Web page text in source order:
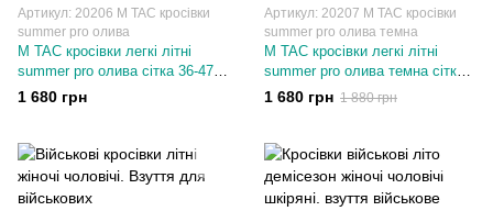
Артикул: 20206 M TAC кросівки
summer pro олива
M TAC кросівки легкі літні
summer pro олива сітка 36-47
розміри
1 680 грн
Артикул: 20207 M TAC кросівки
summer pro олива темна
M TAC кросівки легкі літні
summer pro олива темна сітка
36-47 розміри
1 680 грн 1 880 грн